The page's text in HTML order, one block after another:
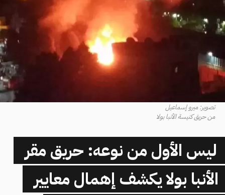
تصوير: ميرو إسماعيل
من حريق كنيسة الأنبا بولا
ليس اﻷول من نوعه: حريق مقر
اﻷنبا بولا يكشف إهمال معايير